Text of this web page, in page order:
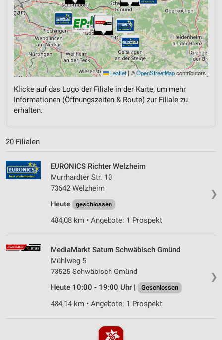
Leaflet | ©OpenStreetMapcontributors
Klicke auf das Logo der Filiale in der Karte, um mehr
Informationen (Öffnungszeiten & Route) zur Filiale zu
erhalten.
20 Filialen
❯
EURONICS Richter Welzheim
Murrhardter Str. 10
73642 Welzheim
Heute
geschlossen
484,08 km • Angebote: 1 Prospekt
❯
MediaMarkt Saturn Schwäbisch Gmünd
Mühlweg 5
73525 Schwäbisch Gmünd
Heute 10:00 - 19:00 Uhr |
Geschlossen
484,14 km • Angebote: 1 Prospekt